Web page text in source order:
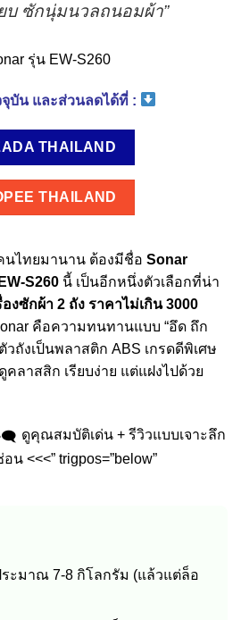
ยบ ซักนุ่มนวลถนอมผ้า”
บัน และส่วนลดได้ที่ :
THAILAND
THAILAND
ไทยมานาน ต้องมีชื่อ Sonar
EW-S260 นี้ เป็นอีกหนึ่งตัวเลือกที่น่า
องซักผ้า 2 ถัง ราคาไม่เกิน 3000
คือความทนทานแบบ “อึด ถึก
ถังเป็นพลาสติก ABS เกรดดีพิเศษ
ลาสสิก เรียบง่าย แต่แฝงไปด้วย
ดูคุณสมบัติเด่น + รีวิวแบบเจาะลึก
น <<<” trigpos=”below”
ะมาณ 7-8 กิโลกรัม (แล้วแต่ล็อ